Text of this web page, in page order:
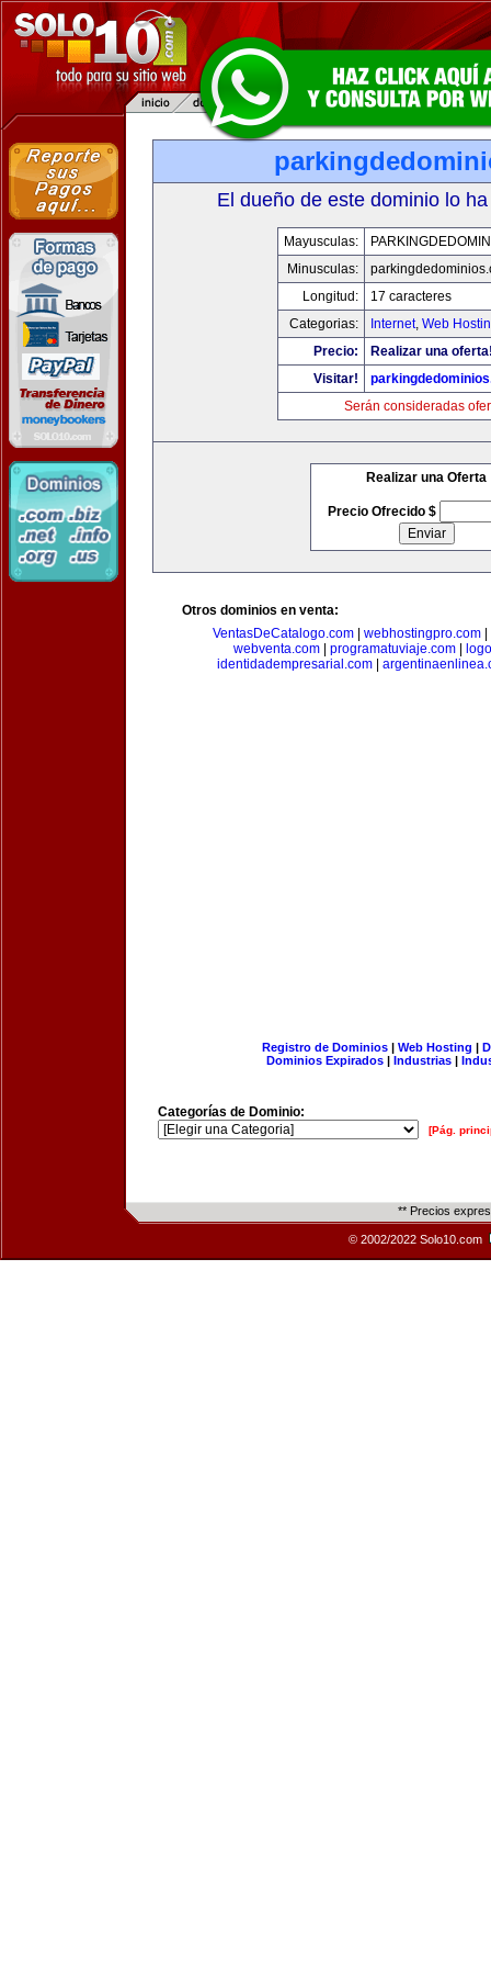
El dueño de este dominio lo
Mayusculas:
Minusculas:
Longitud:
17 caracteres
Categorias:
Internet, Web
Precio:
Realizar una
Visitar!
Serán consideradas
Realizar una Oferta
Precio Ofrecido $
Otros dominios en venta:
VentasDeCatalogo.com| webhostingpro.com|
webventa.com
programatuviaje.com
identidadempresarial.com
Registro de Dominios| Web Hosting |
Dominios Expirados | Industrias |
Categorías de Dominio:
[Pág.
** Precios
© 2002/2022 Solo10.com